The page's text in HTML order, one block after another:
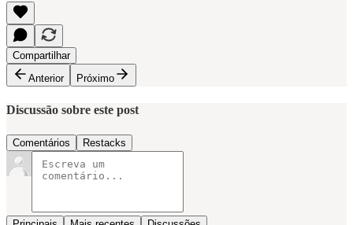
Compartilhar
Anterior
Próximo
Discussão sobre este post
Comentários Restacks